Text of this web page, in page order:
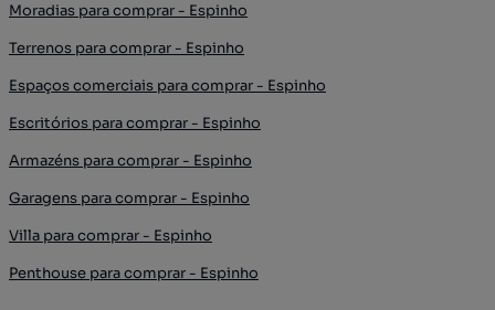
Moradias para comprar - Espinho
Terrenos para comprar - Espinho
Espaços comerciais para comprar - Espinho
Escritórios para comprar - Espinho
Armazéns para comprar - Espinho
Garagens para comprar - Espinho
Villa para comprar - Espinho
Penthouse para comprar - Espinho